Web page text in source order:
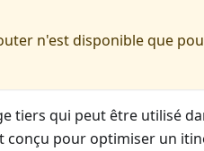
n'est disponible que
tiers qui peut être utilisé
conçu pour optimiser un